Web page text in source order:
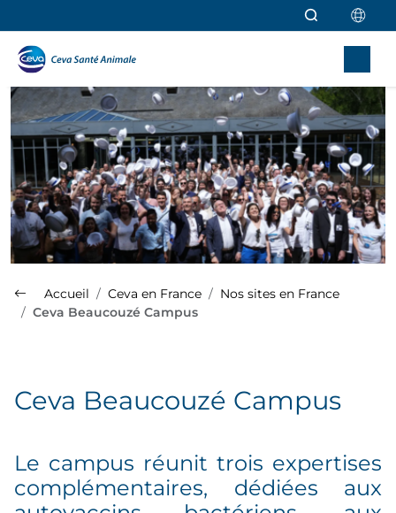
Accueil Ceva en France
Nos sites en France
Ceva Beaucouzé Campus
Ceva Beaucouzé Campus
Le campus réunit trois expertises
complémentaires, dédiées aux